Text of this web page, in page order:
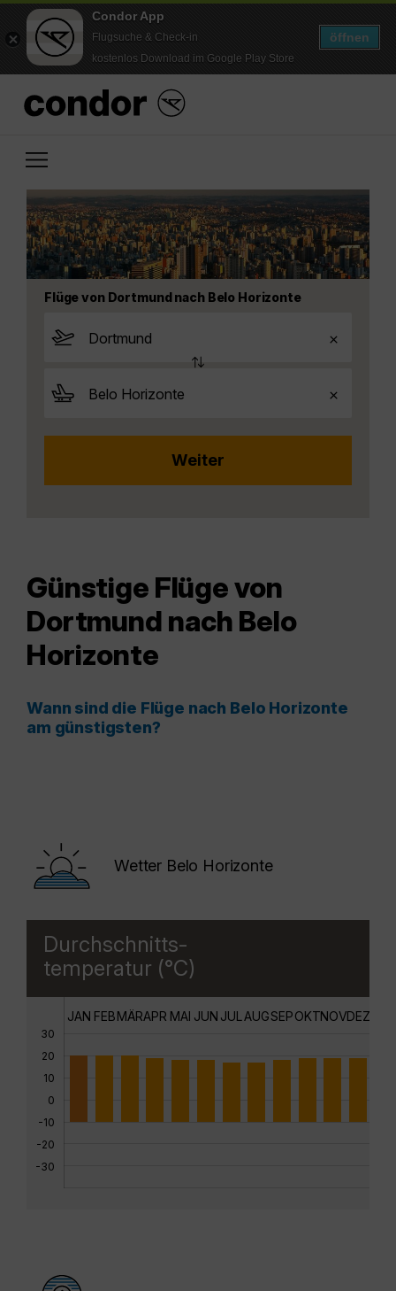
Condor App
Flugsuche & Check-in
kostenlos Download im Google Play Store
öffnen
Flüge von Dortmund nach Belo Horizonte
Günstige Flüge von
Dortmund nach Belo
Horizonte
Wann sind die Flüge nach Belo Horizonte
am günstigsten?
Wetter Belo Horizonte
Durchschnitts-
temperatur (°C)
30
20
10
0
-10
-20
-30
JAN FEBMÄRAPR MAI JUN JUL AUGSEPOKTNOVDEZ